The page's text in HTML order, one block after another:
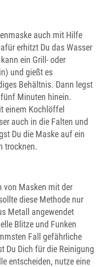
auch mit Hilfe
erhitzt Du das Wasser
ein Grill- oder
und gießt es
Behältnis. Dann legst
Minuten hinein.
einem Kochlöffel
auch in die Falten und
Du die Maske auf ein
trocknen.
von Masken mit der
diese Methode nur
Metall angewendet
Blitze und Funken
Fall gefährliche
Du Dich für die Reinigung
entscheiden, nutze eine